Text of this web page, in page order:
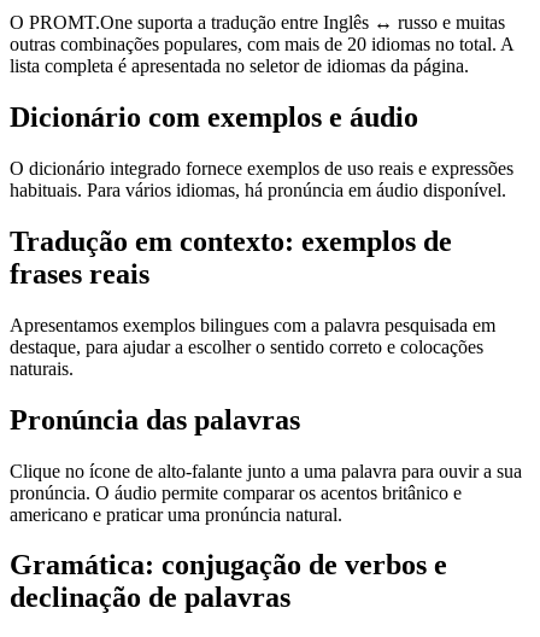
O PROMT.One suporta a tradução entre Inglês ↔ russo e muitas
outras combinações populares, com mais de 20 idiomas no total. A
lista completa é apresentada no seletor de idiomas da página.
Dicionário com exemplos e áudio
O dicionário integrado fornece exemplos de uso reais e expressões
habituais. Para vários idiomas, há pronúncia em áudio disponível.
Tradução em contexto: exemplos de
frases reais
Apresentamos exemplos bilingues com a palavra pesquisada em
destaque, para ajudar a escolher o sentido correto e colocações
naturais.
Pronúncia das palavras
Clique no ícone de alto-falante junto a uma palavra para ouvir a sua
pronúncia. O áudio permite comparar os acentos britânico e
americano e praticar uma pronúncia natural.
Gramática: conjugação de verbos e
declinação de palavras